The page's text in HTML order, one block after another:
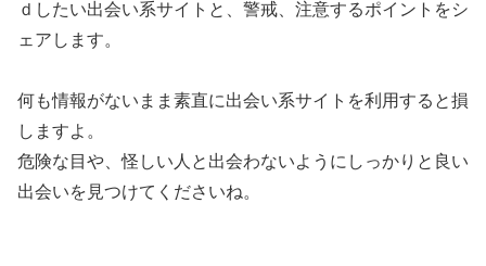
ｄしたい出会い系サイトと、警戒、注意するポイントをシ
ェアします。
何も情報がないまま素直に出会い系サイトを利用すると損
しますよ。
危険な目や、怪しい人と出会わないようにしっかりと良い
出会いを見つけてくださいね。